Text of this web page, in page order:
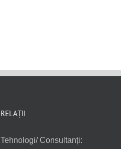
RELAȚII
Tehnologi/ Consultanți: